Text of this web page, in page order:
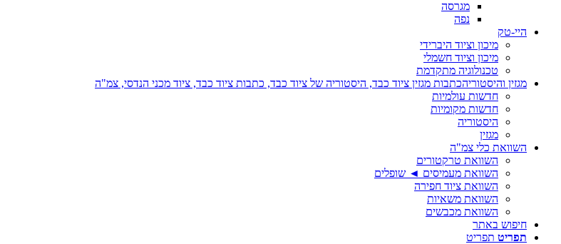
מגרסה
נפה
היי-טק
מיכון וציוד היברידי
מיכון וציוד חשמלי
טכנולוגיה מתקדמת
מגזין והיסטוריהכתבות מגזין ציוד כבד, היסטוריה של ציוד כבד, כתבות ציוד כבד, ציוד מכני הנדסי, צמ"ה
חדשות עולמיות
חדשות מקומיות
היסטוריה
מגזין
השוואת כלי צמ"ה
השוואת טרקטורים
השוואת מעמיסים ◄ שופלים
השוואת ציוד חפירה
השוואת משאיות
השוואת מכבשים
חיפוש באתר
תפריט תפריט